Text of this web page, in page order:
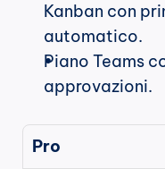
Kanban con
automatico.
Piano Teams
approvazioni.
Pro